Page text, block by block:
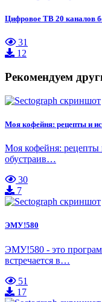
Цифровое ТВ 20 каналов
31
12
Рекомендуем
Моя кофейня: рецепты и
Моя кофейня: рецепты
обустраив…
30
7
ЭМУ!580
ЭМУ!580 - это
встречается в…
51
17